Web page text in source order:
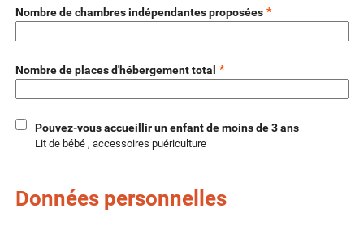
Nombre de chambres indépendantes proposées *
Nombre de places d'hébergement total *
Pouvez-vous accueillir un enfant de moins de 3 ans
Lit de bébé , accessoires puériculture
Données personnelles